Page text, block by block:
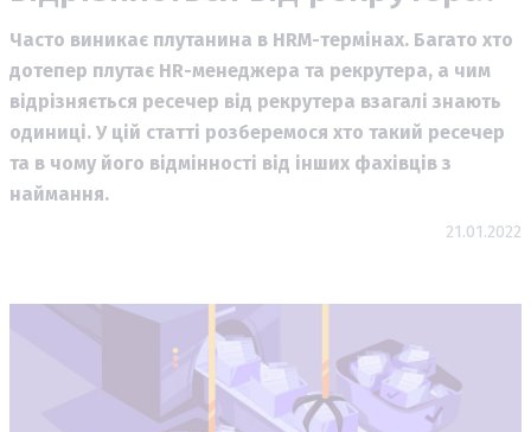
Часто виникає плутанина в HRM-термінах. Багато хто
дотепер плутає HR-менеджера та рекрутера, а чим
відрізняється ресечер від рекрутера взагалі знають
одиниці. У цій статті розберемося хто такий ресечер
та в чому його відмінності від інших фахівців з
наймання.
21.01.2022